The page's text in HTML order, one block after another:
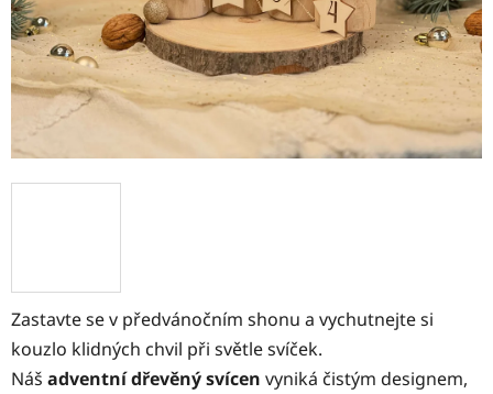
Zastavte se v předvánočním shonu a vychutnejte si
kouzlo klidných chvil při světle svíček.
Náš adventní dřevěný svícen vyniká čistým designem,